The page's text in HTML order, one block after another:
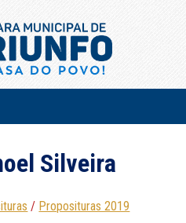
Silveira
/ Proposituras 2019